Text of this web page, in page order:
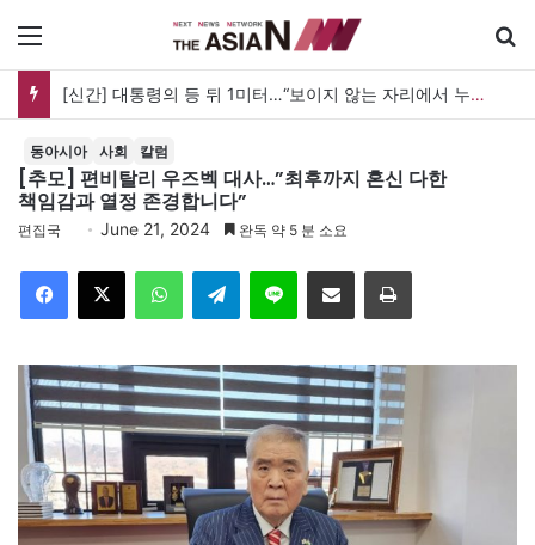
[신간] 대통령의 등 뒤 1미터…“보이지 않는 자리에서 누구를 지킨다는 것”
동아시아 사회 칼럼
[추모] 편비탈리 우즈벡 대사…”최후까지 혼신 다한
책임감과 열정 존경합니다”
편집국 June 21, 2024 완독 약 5 분 소요
Telegram 이메일